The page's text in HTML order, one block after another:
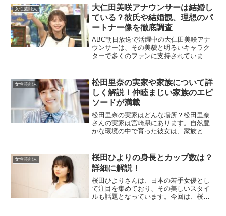
で、日本代表の中心的存在です。二人の
名前がネット上で話題になる...
女性芸能人
大仁田美咲アナウンサーは結婚し
ている？彼氏や結婚観、理想のパ
ートナー像を徹底調査
ABC朝日放送で活躍中の大仁田美咲アナ
ウンサーは、その美貌と明るいキャラク
ターで多くのファンに支持されていま
です。今回は大仁田美咲アナの結婚や恋
愛観、理想のパートナー像...
女性芸能人
松田里奈の実家や家族について詳
しく解説！仲睦まじい家族のエピ
ソードが満載
松田里奈の実家はどんな場所？松田里奈
さんの実家は宮崎県にあります。自然豊
かな環境の中で育った彼女は、家族との
が東京で行われるため一度は諦めかけま
したが、ご両親が車で東京...
女性芸能人
桜田ひよりの身長とカップ数は？
詳細に解説！
桜田ひよりさんは、日本の若手女優とし
て注目を集めており、その美しいスタイ
ルも話題となっています。今回は、桜田